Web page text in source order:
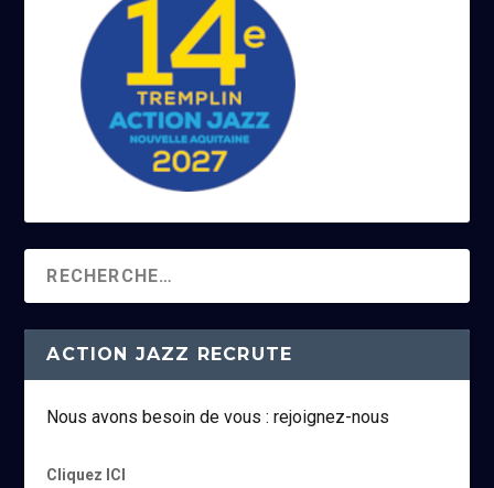
ACTION JAZZ RECRUTE
Nous avons besoin de vous : rejoignez-nous
Cliquez ICI